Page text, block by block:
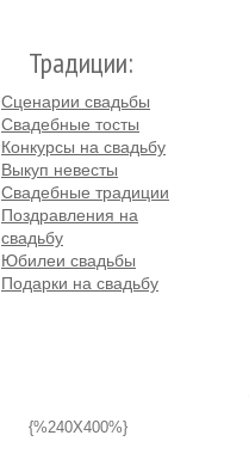
Традиции:
Сценарии свадьбы
Свадебные тосты
Конкурсы на свадьбу
Выкуп невесты
Свадебные традиции
Поздравления на
свадьбу
Юбилеи свадьбы
Подарки на свадьбу
{%240X400%}